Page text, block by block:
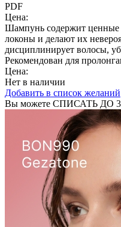
PDF
Цена:
Шампунь содержит ценные
локоны и делают их
дисциплинирует волосы,
Рекомендован для
Цена:
Нет в наличии
Добавить в список желаний
Вы можете СПИСАТЬ ДО